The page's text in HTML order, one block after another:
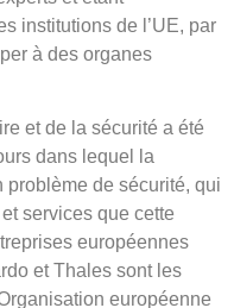
institutions de l’UE, par
à des organes
et de la sécurité a été
dans lequel la
problème de sécurité, qui
services que cette
européennes
et Thales sont les
européenne